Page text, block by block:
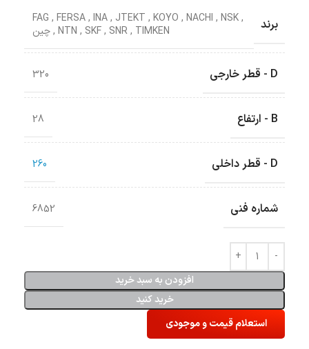
برند FAG , FERSA, INA, JTEKT , KOYO , NACHI , NSK,
NTN , SKF, SNR, TIMKEN
,چین
D - قطر خارجی 320
B - ارتفاع 28
D - قطر داخلی 260
شماره فنی 6852
افزودن به سبد خرید
خرید کنید
استعلام قیمت و موجودی